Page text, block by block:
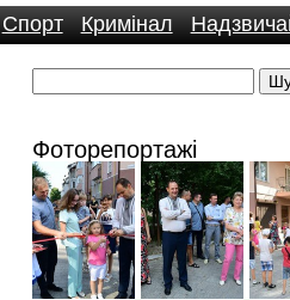
Спорт Кримінал
Фоторепортажі